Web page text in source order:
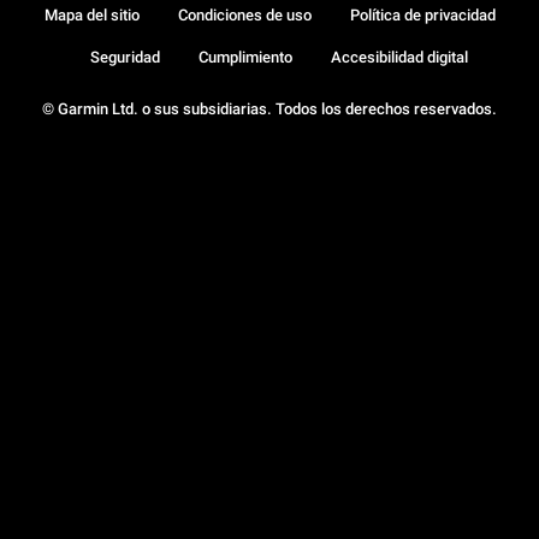
© Garmin Ltd. o sus subsidiarias. Todos los derechos reservados.
Mapa del sitio Condiciones de uso Política de privacidad
Seguridad Cumplimiento Accesibilidad digital